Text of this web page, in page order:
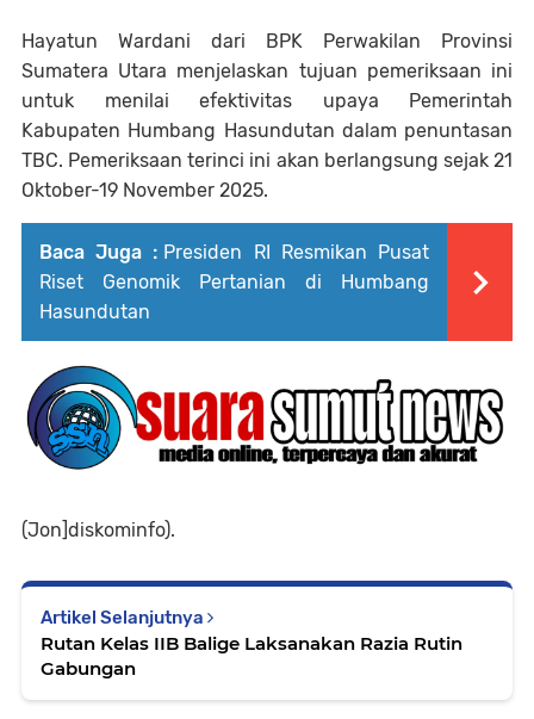
Hayatun Wardani dari BPK Perwakilan Provinsi
Sumatera Utara menjelaskan tujuan pemeriksaan ini
untuk menilai efektivitas upaya Pemerintah
Kabupaten Humbang Hasundutan dalam penuntasan
TBC. Pemeriksaan terinci ini akan berlangsung sejak 21
Oktober-19 November 2025.
Baca Juga : Presiden RI Resmikan Pusat
Riset Genomik Pertanian di Humbang
Hasundutan
(Jon]diskominfo).
Artikel Selanjutnya
Rutan Kelas IIB Balige Laksanakan Razia Rutin
Gabungan